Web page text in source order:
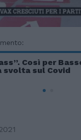
Così per
svolta sul Covid